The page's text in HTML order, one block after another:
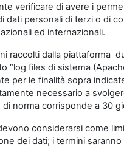
verificare di avere i
dati personali di terzi o di
ed internazionali.
raccolti dalla piattaforma
“log files di sistema
per le finalità sopra
necessario a
norma corrisponde a 30
considerarsi come
dei dati; i termini